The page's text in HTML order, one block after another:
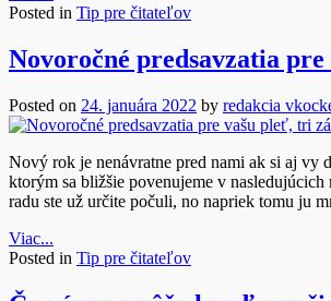
Posted in Tip pre čitateľov
Novoročné predsavzatia
Posted on 24. januára 2022 by redakcia
Nový rok je nenávratne pred nami ak si aj vy
ktorým sa bližšie povenujeme v
radu ste už určite počuli, no napriek tomu ju
Viac...
Posted in Tip pre čitateľov